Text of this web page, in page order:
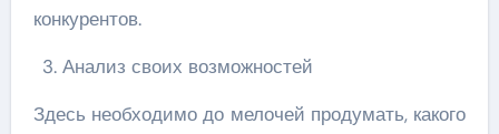
конкурентов.
Анализ своих возможностей
Здесь необходимо до мелочей продумать, какого